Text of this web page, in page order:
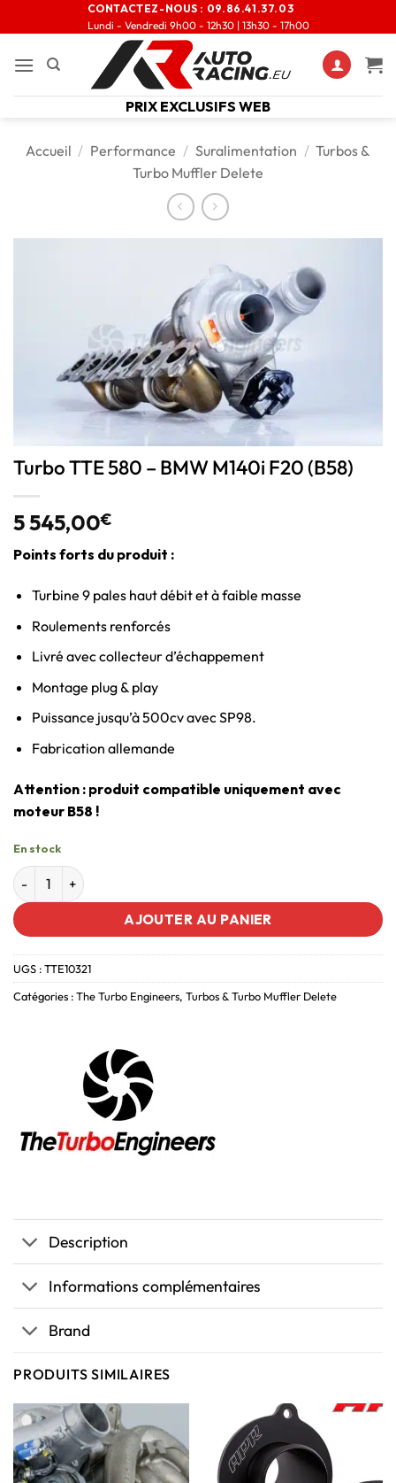
CONTACTEZ-NOUS : 09.86.41.37.03
Lundi - Vendredi 9h00 - 12h30 | 13h30 - 17h00
PRIX EXCLUSIFS WEB
Accueil / Performance / Suralimentation / Turbos &
Turbo Muffler Delete
Turbo TTE 580 – BMW M140i F20 (B58)
5 545,00€
Points forts du produit :
Turbine 9 pales haut débit et à faible masse
Roulements renforcés
Livré avec collecteur d’échappement
Montage plug & play
Puissance jusqu’à 500cv avec SP98.
Fabrication allemande
Attention : produit compatible uniquement avec
moteur B58 !
En stock
AJOUTER AU PANIER
UGS :TTE10321
Catégories :The Turbo Engineers, Turbos & Turbo Muffler Delete
Description
Informations complémentaires
Brand
PRODUITS SIMILAIRES